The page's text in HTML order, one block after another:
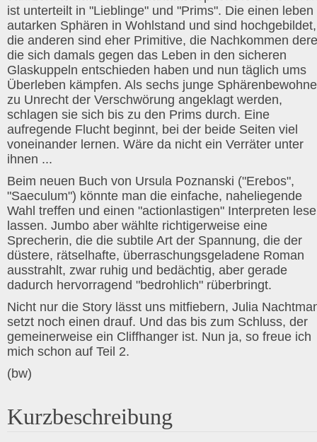
ist unterteilt in "Lieblinge" und "Prims". Die einen leben
autarken Sphären in Wohlstand und sind hochgebildet,
die anderen sind eher Primitive, die Nachkommen
die sich damals gegen das Leben in den sicheren
Glaskuppeln entschieden haben und nun täglich ums
Überleben kämpfen. Als sechs junge
zu Unrecht der Verschwörung angeklagt werden,
schlagen sie sich bis zu den Prims durch. Eine
aufregende Flucht beginnt, bei der beide Seiten viel
voneinander lernen. Wäre da nicht ein Verräter unter
ihnen ...
Beim neuen Buch von Ursula Poznanski ("Erebos",
"Saeculum") könnte man die einfache, naheliegende
Wahl treffen und einen "actionlastigen" Interpreten
lassen. Jumbo aber wählte richtigerweise eine
Sprecherin, die die subtile Art der Spannung, die der
düstere, rätselhafte, überraschungsgeladene Roman
ausstrahlt, zwar ruhig und bedächtig, aber gerade
dadurch hervorragend "bedrohlich" rüberbringt.
Nicht nur die Story lässt uns mitfiebern, Julia
setzt noch einen drauf. Und das bis zum Schluss, der
gemeinerweise ein Cliffhanger ist. Nun ja, so freue ich
mich schon auf Teil 2.
(bw)
Kurzbeschreibung